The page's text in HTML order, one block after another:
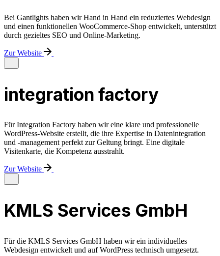
Bei Gantlights haben wir Hand in Hand ein reduziertes Webdesign
und einen funktionellen WooCommerce-Shop entwickelt, unterstützt
durch gezieltes SEO und Online-Marketing.
Zur Website
integration factory
Für Integration Factory haben wir eine klare und professionelle
WordPress-Website erstellt, die ihre Expertise in Datenintegration
und -management perfekt zur Geltung bringt. Eine digitale
Visitenkarte, die Kompetenz ausstrahlt.
Zur Website
KMLS Services GmbH
Für die KMLS Services GmbH haben wir ein individuelles
Webdesign entwickelt und auf WordPress technisch umgesetzt.